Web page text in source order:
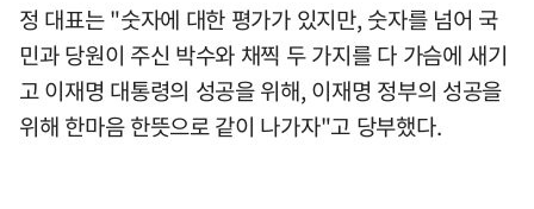
정 대표는 "숫자에 대한 평가가 있지만, 숫자를 넘어 국
민과 당원이 주신 박수와 채찍 두 가지를 다 가슴에 새기
고 이재명 대통령의 성공을 위해, 이재명 정부의 성공을
위해 한마음 한뜻으로 같이 나가자"고 당부했다.